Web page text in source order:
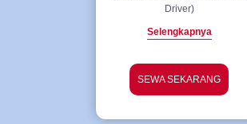
Driver)
Selengkapnya
SEWA SEKARANG